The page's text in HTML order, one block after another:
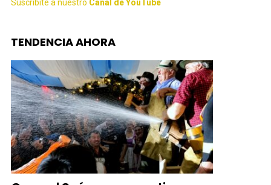
Suscribite a nuestro Canal de YouTube
TENDENCIA AHORA